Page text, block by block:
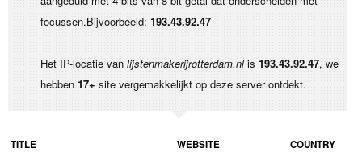
focussen.Bijvoorbeeld: 193.43.92.47
Het IP-locatie van lijstenmakerijrotterdam.nlis 193.43.92.47, we
hebben 17+ site vergemakkelijkt op deze server ontdekt.
TITLE WEBSITE COUNTRY